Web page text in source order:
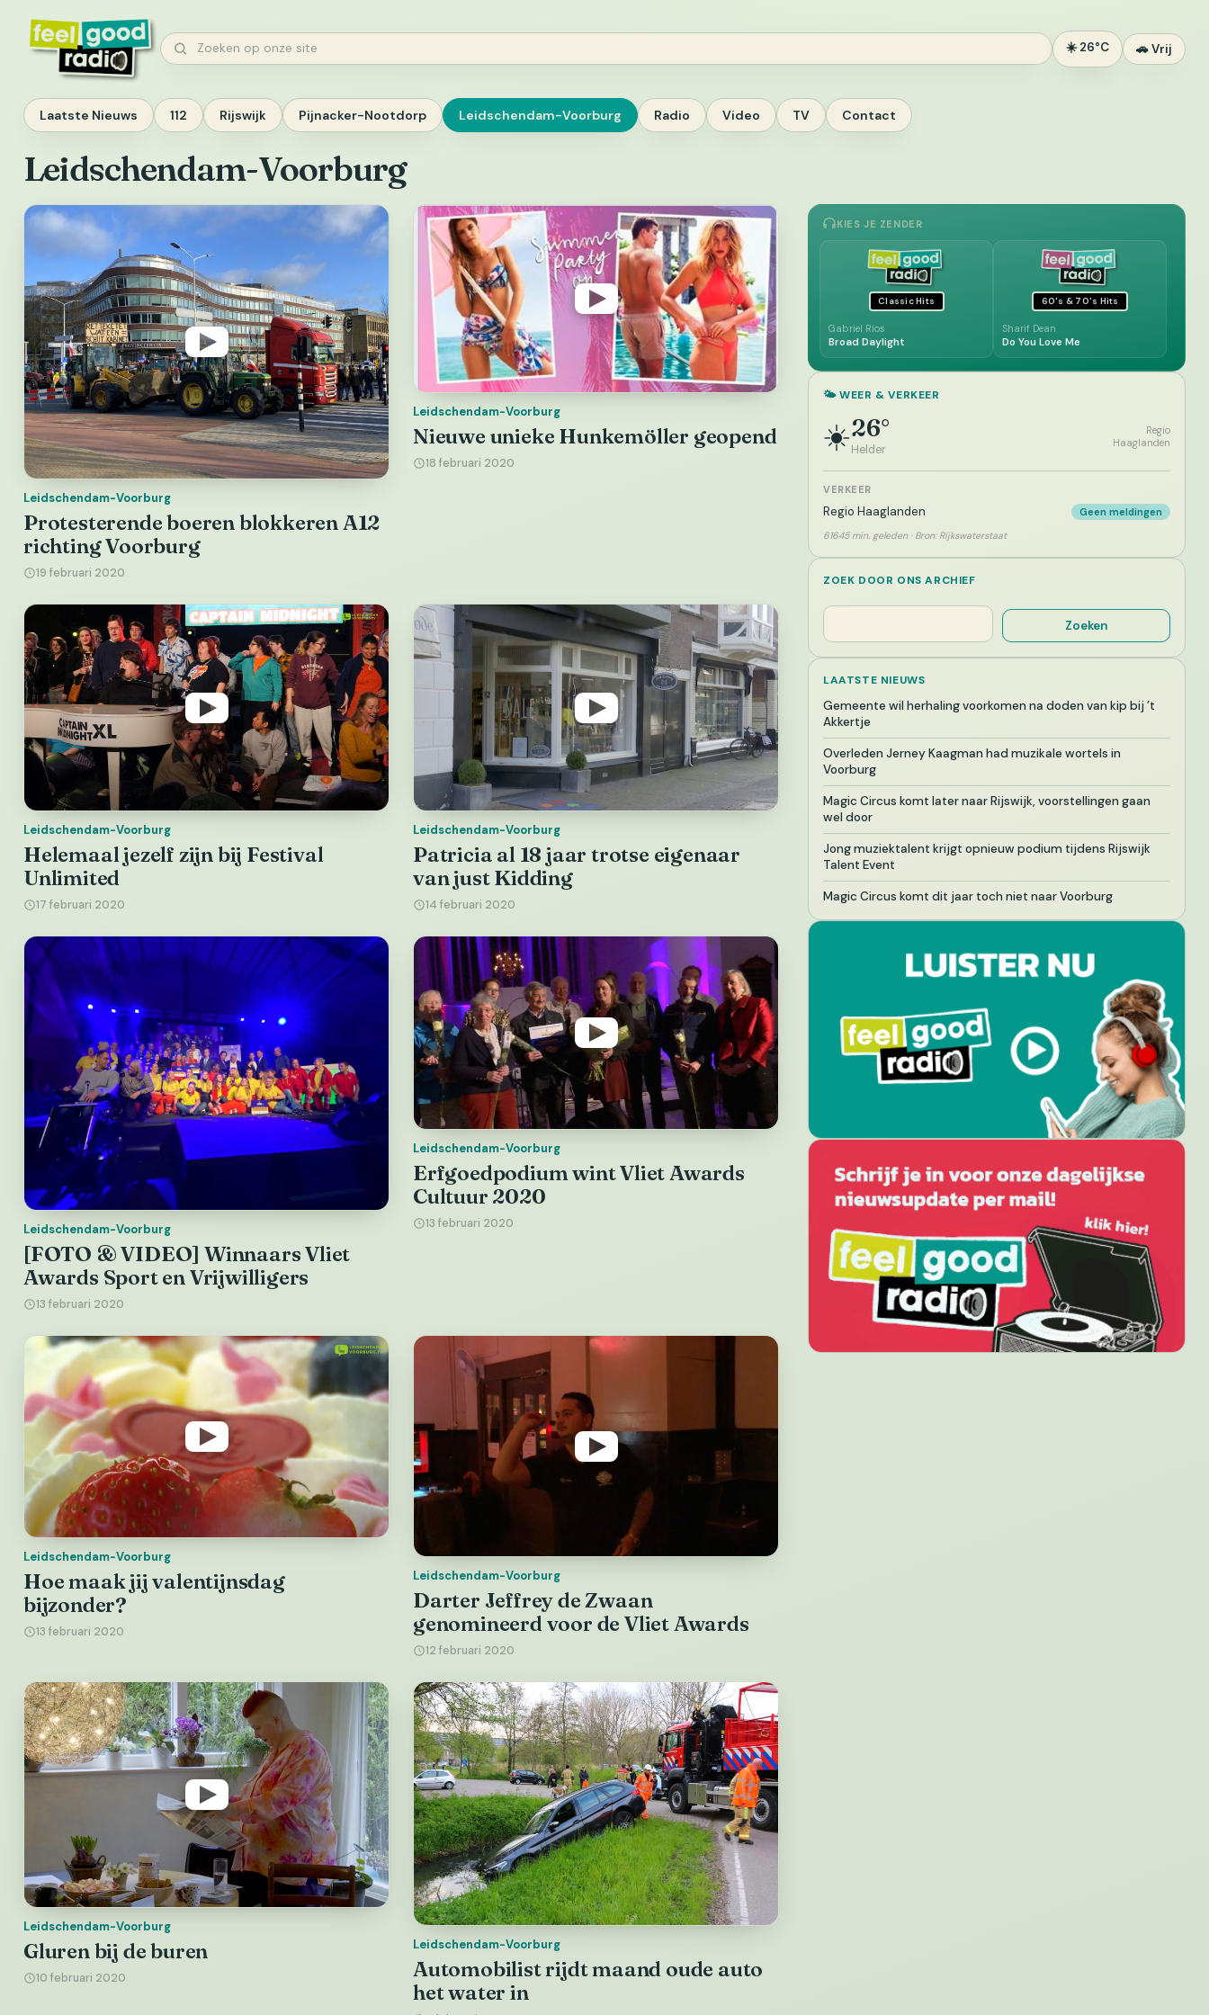
inhoud
Zoeken ☀️ 26°C 🚗 Vrij
Laatste Nieuws 112 Rijswijk Pijnacker-Nootdorp Leidschendam-Voorburg Radio Video TV Contact
Leidschendam-Voorburg
Leidschendam-Voorburg
Protesterende boeren blokkeren A12
richting Voorburg
19 februari 2020
Leidschendam-Voorburg
Nieuwe unieke Hunkemöller geopend
18 februari 2020
Leidschendam-Voorburg
Helemaal jezelf zijn bij Festival
Unlimited
17 februari 2020
Leidschendam-Voorburg
Patricia al 18 jaar trotse eigenaar
van just Kidding
14 februari 2020
Leidschendam-Voorburg
[FOTO & VIDEO] Winnaars Vliet
Awards Sport en Vrijwilligers
13 februari 2020
Leidschendam-Voorburg
Erfgoedpodium wint Vliet Awards
Cultuur 2020
13 februari 2020
Leidschendam-Voorburg
Hoe maak jij valentijnsdag
bijzonder?
13 februari 2020
Leidschendam-Voorburg
Darter Jeffrey de Zwaan
genomineerd voor de Vliet Awards
12 februari 2020
Leidschendam-Voorburg
Gluren bij de buren
10 februari 2020
Leidschendam-Voorburg
Automobilist rijdt maand oude auto
het water in
KIES JE ZENDER
Classic Hits
Gabriel Rios
Broad Daylight
60's & 70's Hits
Sharif Dean
Do You Love Me
🌤️ WEER & VERKEER
☀️26°
Helder
Regio
Haaglanden
VERKEER
Regio Haaglanden Geen meldingen
61645 min. geleden · Bron: Rijkswaterstaat
ZOEK DOOR ONS ARCHIEF
Zoeken
Zoeken
LAATSTE NIEUWS
Gemeente wil herhaling voorkomen na doden van kip bij ’t
Akkertje
Overleden Jerney Kaagman had muzikale wortels in
Voorburg
Magic Circus komt later naar Rijswijk, voorstellingen gaan
wel door
Jong muziektalent krijgt opnieuw podium tijdens Rijswijk
Talent Event
Magic Circus komt dit jaar toch niet naar Voorburg